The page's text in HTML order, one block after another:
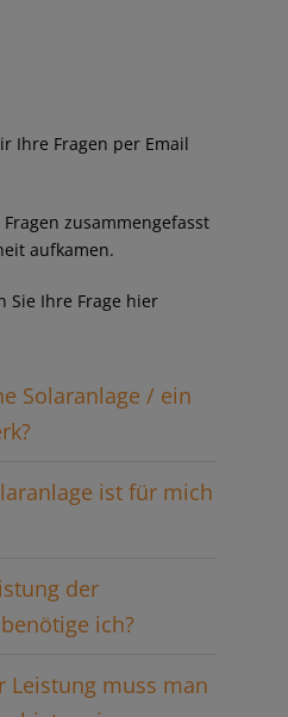
Ihre Fragen per Email
zusammengefasst
aufkamen.
Sie Ihre Frage hier
Solaranlage / ein
ist für mich
der
ich?
Leistung muss man